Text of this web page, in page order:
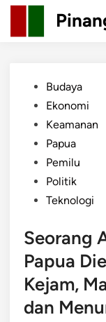
Skip
content
PostedBudaya
Ekonomi
Keamanan
Papua
Pemilu
Politik
Teknologi
Seorang
Papua
Kejam,
dan